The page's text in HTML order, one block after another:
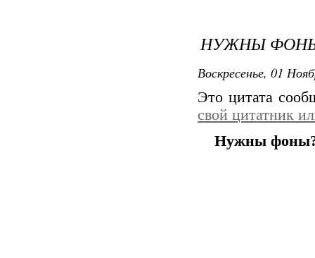
НУЖНЫ
Воскресенье, 01
Это цитата
свой цитатник
Нужны